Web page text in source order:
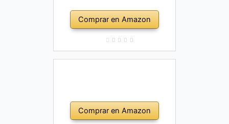
Comprar en Amazon
Comprar en Amazon